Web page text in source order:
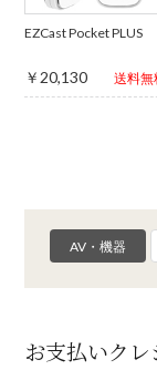
EZCast Pocket PLUS
￥20,130 送料無
AV・機器
お支払いク